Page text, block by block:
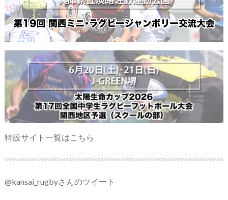
特設サイト一覧はこちら
@kansai_rugbyさんのツイート